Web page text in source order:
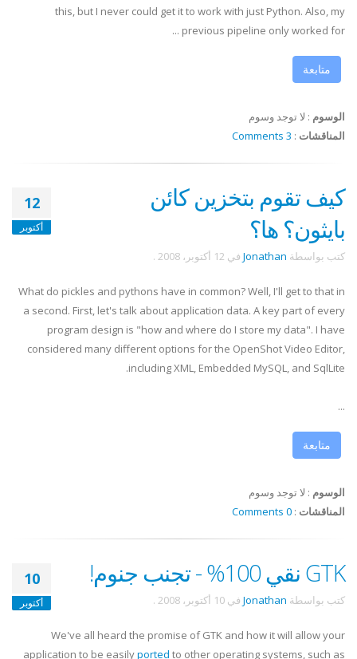
this, but I never could get it to work with just Python. Also, my
previous pipeline only worked for ...
متابعة
الوسوم : لا توجد وسوم
المناقشات :
3 Comments
12
أكتوبر
كيف تقوم بتخزين كائن
بايثون؟ ها؟
كتب بواسطة Jonathan في 12 أكتوبر، 2008 .
What do pickles and pythons have in common? Well, I'll get to that in
a second. First, let's talk about application data. A key part of every
program design is "how and where do I store my data". I have
considered many different options for the OpenShot Video Editor,
including XML, Embedded MySQL, and SqlLite.
...
متابعة
الوسوم : لا توجد وسوم
المناقشات :
0 Comments
10
أكتوبر
GTK نقي 100% - تجنب جنوم!
كتب بواسطة Jonathan في 10 أكتوبر، 2008 .
We've all heard the promise of GTK and how it will allow your
application to be easilyported to other operating systems, such as